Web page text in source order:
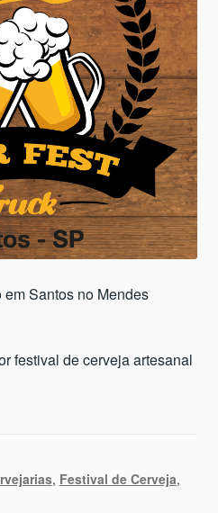
Santos no Mendes
festival de cerveja artesanal
, Festival de Cerveja,